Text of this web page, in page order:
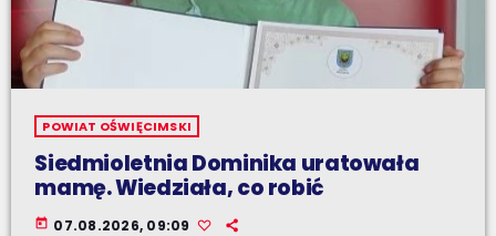
POWIAT OŚWIĘCIMSKI
Siedmioletnia Dominika uratowała
mamę. Wiedziała, co robić
today 07.08.2026, 09:09